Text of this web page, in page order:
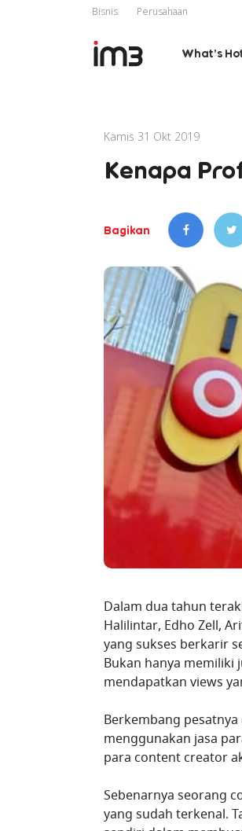
Bisnis Perusahaan
What’s
Kamis 31 Okt 2019
Kenapa
Bagikan
Dalam dua tahun
Halilintar, Edho Zell,
yang sukses berkarir
Bukan hanya memiliki
mendapatkan views
Berkembang
menggunakan jasa
para content creator
Sebenarnya seorang
yang sudah terkenal.